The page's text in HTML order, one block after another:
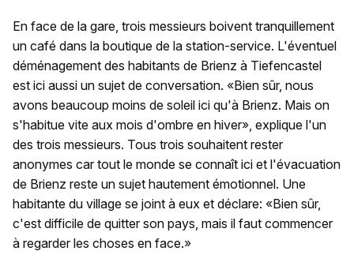
En face de la gare, trois messieurs boivent tranquillement
un café dans la boutique de la station-service. L'éventuel
déménagement des habitants de Brienz à Tiefencastel
est ici aussi un sujet de conversation. «Bien sûr, nous
avons beaucoup moins de soleil ici qu'à Brienz. Mais on
s'habitue vite aux mois d'ombre en hiver», explique l'un
des trois messieurs. Tous trois souhaitent rester
anonymes car tout le monde se connaît ici et l'évacuation
de Brienz reste un sujet hautement émotionnel. Une
habitante du village se joint à eux et déclare: «Bien sûr,
c'est difficile de quitter son pays, mais il faut commencer
à regarder les choses en face.»